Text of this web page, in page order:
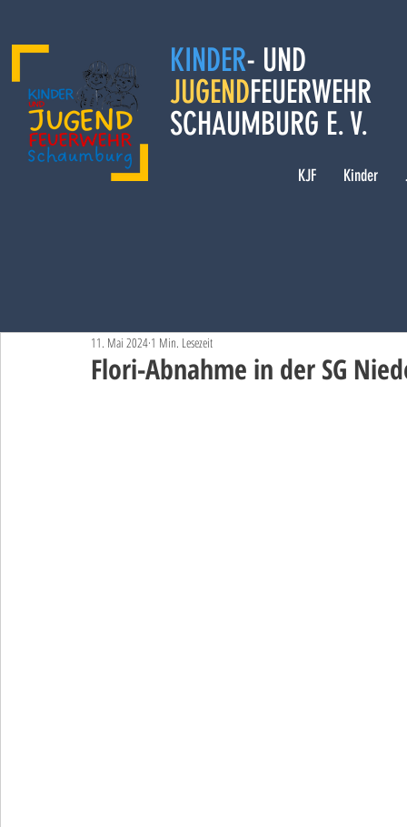
KINDER- UND
JUGENDFEUERWEHR
SCHAUMBURG E. V.
KJF Kinder
Flori-Abnahme in der SG
11. Mai 2024 1 Min. Lesezeit